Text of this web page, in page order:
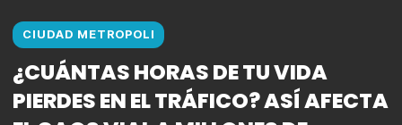
CIUDAD METROPOLI
¿CUÁNTAS HORAS DE TU VIDA
PIERDES EN EL TRÁFICO? ASÍ AFECTA